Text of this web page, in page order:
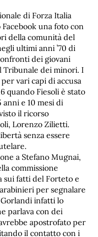
di Forza Italia
una foto con
della comunità del
ultimi anni ’70 di
dei giovani
Tribunale dei minori. I
vari capi di accusa
quando Fiesoli è stato
e 10 mesi di
il ricorso
Lorenzo Zilietti.
senza essere
a Stefano Mugnai,
commissione
sui fatti del Forteto e
per segnalare
Gorlandi infatti lo
parlava con dei
apostrofato per
il contatto con i